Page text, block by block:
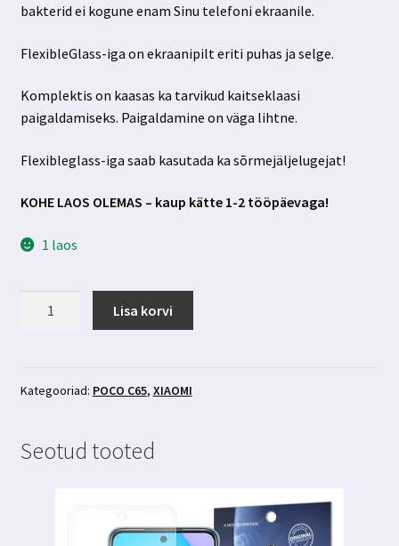
bakterid ei kogune enam Sinu telefoni ekraanile.
FlexibleGlass-iga on ekraanipilt eriti puhas ja selge.
Komplektis on kaasas ka tarvikud kaitseklaasi
paigaldamiseks. Paigaldamine on väga lihtne.
Flexibleglass-iga saab kasutada ka sõrmejäljelugejat!
KOHE LAOS OLEMAS – kaup kätte 1-2 tööpäevaga!
1 laos
FlexibleGlass
Lisa korvi
Kategooriad: POCO C65, XIAOMI
Seotud tooted